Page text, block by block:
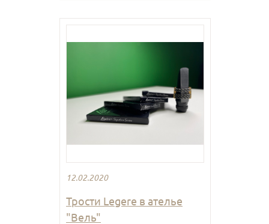
12.02.2020
Трости Legere в ателье
"Вель"